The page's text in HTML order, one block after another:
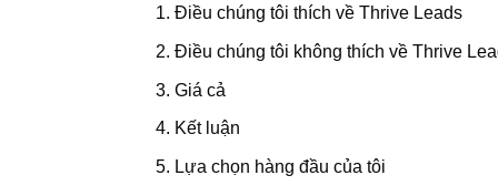
Điều chúng tôi thích về Thrive Leads
Điều chúng tôi không thích về Thrive
Giá cả
Kết luận
Lựa chọn hàng đầu của tôi